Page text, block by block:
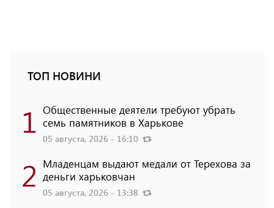
ТОП НОВИНИ
1 Общественные деятели требуют убрать
семь памятников в Харькове
05 августа, 2026 - 16:10
2 Младенцам выдают медали от Терехова за
деньги харьковчан
05 августа, 2026 - 13:38